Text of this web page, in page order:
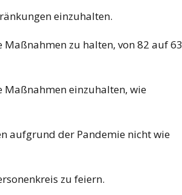
einzuhalten.
zu halten, von 82 auf 63
Maßnahmen einzuhalten, wie
aufgrund der Pandemie nicht wie
zu feiern.